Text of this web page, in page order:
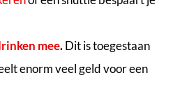
mee.Dit is toegestaan
enorm veel geld voor een